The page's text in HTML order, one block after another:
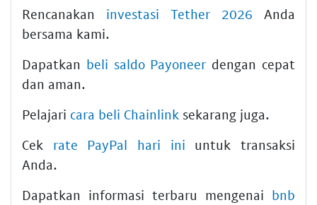
Rencanakan investasi Tether 2026 Anda
bersama kami.
Dapatkan beli saldo Payoneer dengan cepat
dan aman.
Pelajari cara beli Chainlink sekarang juga.
Cek rate PayPal hari ini untuk transaksi
Anda.
Dapatkan informasi terbaru mengenai bnb